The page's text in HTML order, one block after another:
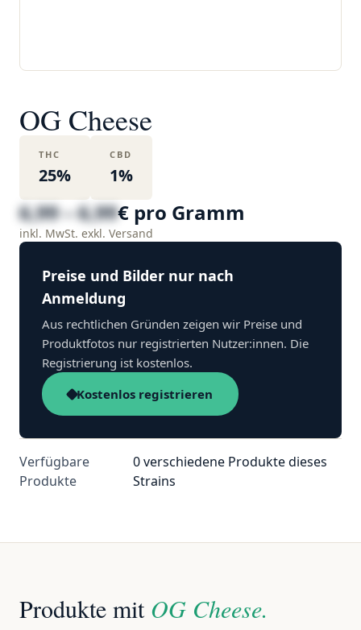
OG Cheese
THC
25%
CBD
1%
6,99 – 6,99€ pro Gramm
inkl. MwSt. exkl. Versand
Preise und Bilder nur nach
Anmeldung
Aus rechtlichen Gründen zeigen wir Preise und
Produktfotos nur registrierten Nutzer:innen. Die
Registrierung ist kostenlos.
Kostenlos registrieren
Verfügbare
Produkte
0 verschiedene Produkte dieses
Strains
Produkte mit OG Cheese.